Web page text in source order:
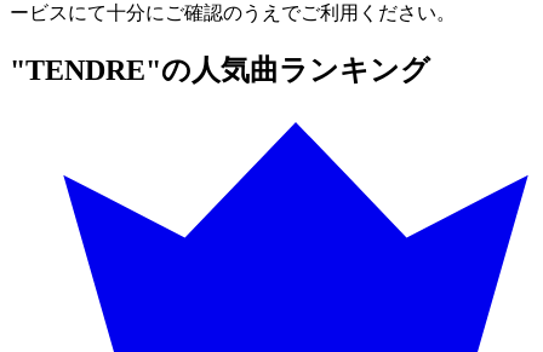
ービスにて十分にご確認のうえでご利用ください。
"TENDRE"の人気曲ランキング